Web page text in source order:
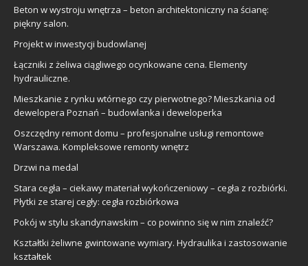
Beton w wystroju wnętrza – beton architektoniczny na ścianę:
piękny salon.
Projekt w inwestycji budowlanej
Łączniki z żeliwa ciągliwego ocynkowane cena. Elementy
hydrauliczne.
Mieszkanie z rynku wtórnego czy pierwotnego? Mieszkania od
dewelopera Poznań – budowlanka i deweloperka
Oszczędny remont domu – profesjonalne usługi remontowe
Warszawa. Kompleksowe remonty wnętrz
Drzwi na medal
Stara cegła – ciekawy materiał wykończeniowy – cegła z rozbiórki.
Płytki ze starej cegły: cegła rozbiórkowa
Pokój w stylu skandynawskim – co powinno się w nim znaleźć?
Kształtki żeliwne gwintowane wymiary. Hydraulika i zastosowanie
kształtek